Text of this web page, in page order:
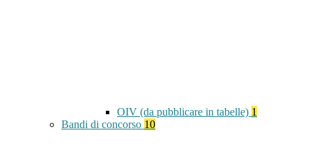
OIV (da pubblicare in tabelle) 1
Bandi di concorso 10